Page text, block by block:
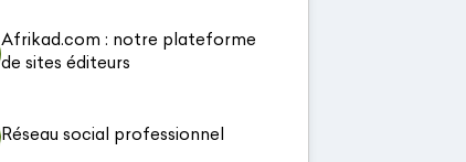
Afrikad.com : notre plateforme
de sites éditeurs
Réseau social professionnel